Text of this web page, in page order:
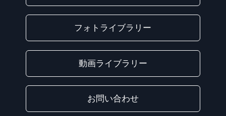
フォトライブラリー
動画ライブラリー
お問い合わせ